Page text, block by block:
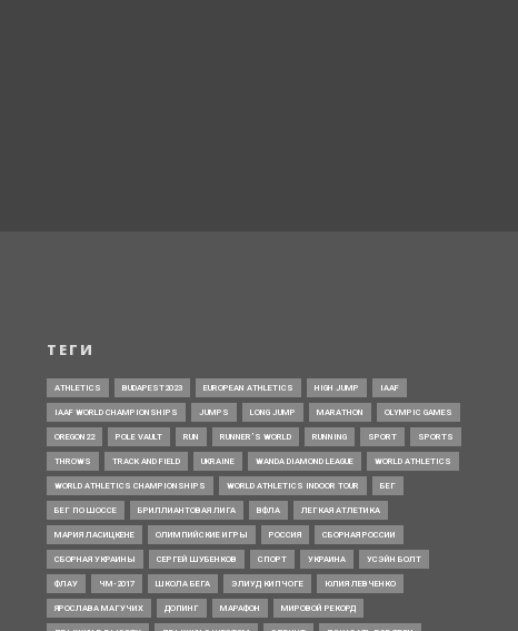
ТЕГИ
ATHLETICS BUDAPEST2023 EUROPEAN ATHLETICS HIGH JUMP IAAF
IAAF WORLD CHAMPIONSHIPS JUMPS LONG JUMP MARATHON OLYMPIC GAMES
OREGON22 POLE VAULT RUN RUNNER’S WORLD RUNNING SPORT SPORTS
THROWS TRACK AND FIELD UKRAINE WANDA DIAMOND LEAGUE WORLD ATHLETICS
WORLD ATHLETICS CHAMPIONSHIPS WORLD ATHLETICS INDOOR TOUR БЕГ
БЕГ ПО ШОССЕ БРИЛЛИАНТОВАЯ ЛИГА ВФЛА ЛЕГКАЯ АТЛЕТИКА
МАРИЯ ЛАСИЦКЕНЕ ОЛИМПИЙСКИЕ ИГРЫ РОССИЯ СБОРНАЯ РОССИИ
СБОРНАЯ УКРАИНЫ СЕРГЕЙ ШУБЕНКОВ СПОРТ УКРАИНА УСЭЙН БОЛТ
ФЛАУ ЧМ-2017 ШКОЛА БЕГА ЭЛИУД КИПЧОГЕ ЮЛИЯ ЛЕВЧЕНКО
ЯРОСЛАВА МАГУЧИХ ДОПИНГ МАРАФОН МИРОВОЙ РЕКОРД